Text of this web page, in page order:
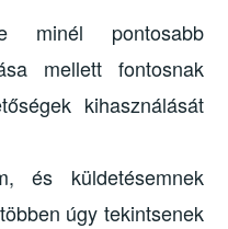
minél pontosabb
mellett fontosnak
kihasználását
és küldetésemnek
úgy tekintsenek